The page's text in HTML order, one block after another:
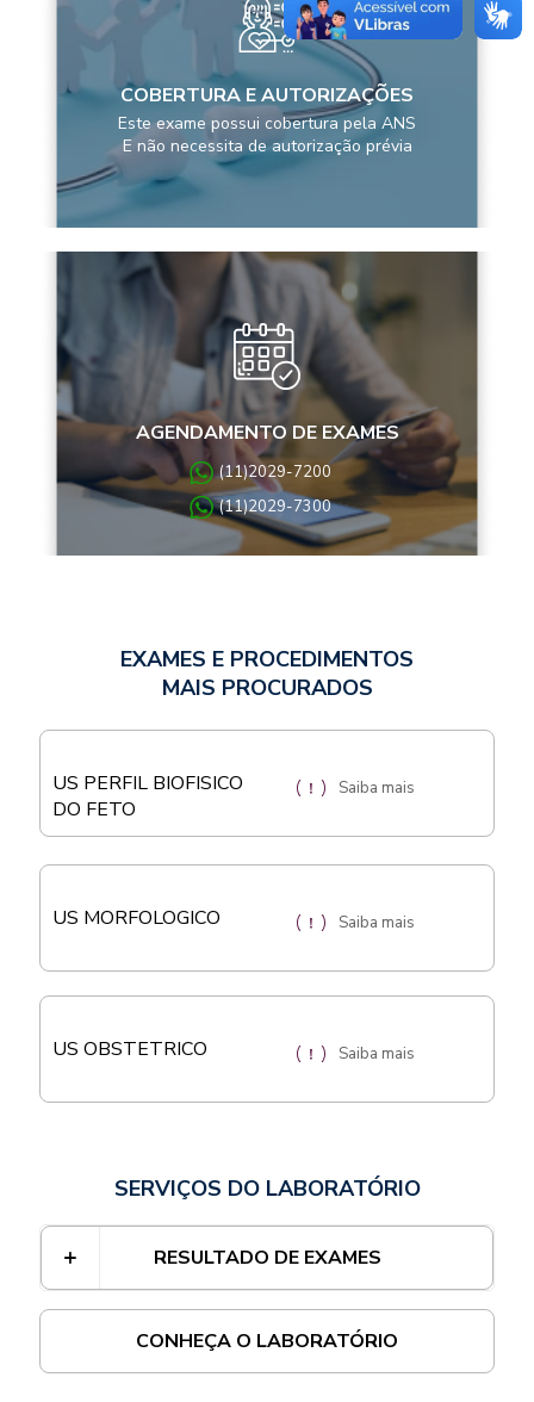
COBERTURA E AUTORIZAÇÕES
Este exame possui cobertura pela ANS
E não necessita de autorização prévia
AGENDAMENTO DE EXAMES
(11)2029-7200
(11)2029-7300
EXAMES E PROCEDIMENTOS
MAIS PROCURADOS
US PERFIL BIOFISICO
DO FETO
Saiba mais
US MORFOLOGICO Saiba mais
US OBSTETRICO Saiba mais
SERVIÇOS DO LABORATÓRIO
RESULTADO DE EXAMES
CONHEÇA O LABORATÓRIO